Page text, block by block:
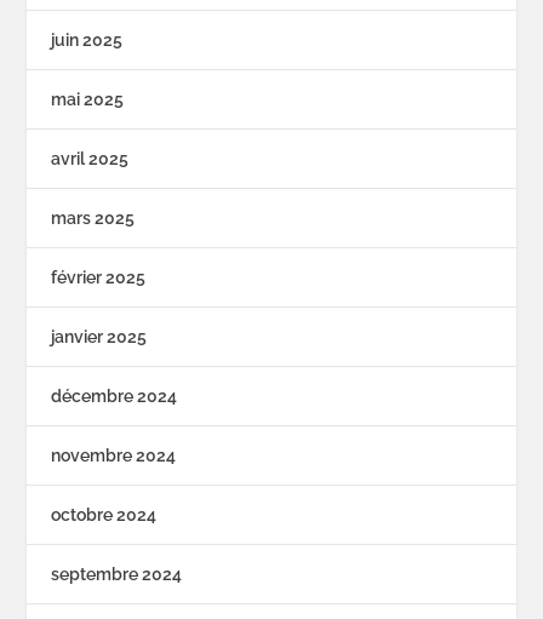
juin 2025
mai 2025
avril 2025
mars 2025
février 2025
janvier 2025
décembre 2024
novembre 2024
octobre 2024
septembre 2024